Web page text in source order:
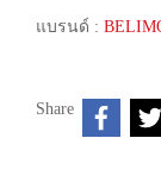
แบรนด์ :
Share